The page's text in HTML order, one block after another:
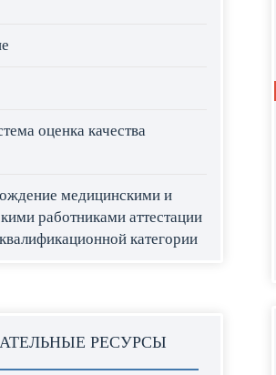
оценка качества
медицинскими и
работниками аттестации
категории
РЕСУРСЫ